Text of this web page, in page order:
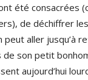
été consacrées
de déchiffrer
aller jusqu’à
de son petit
aujourd’hui